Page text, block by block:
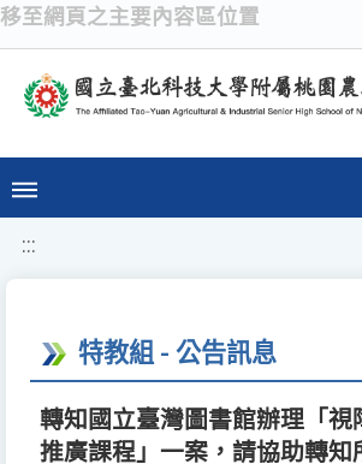
移至網頁之主要內容區位置
:::
特教組 - 公告訊息
轉知國立臺灣圖書館辦理「視
推廣課程」一案，請協助轉知